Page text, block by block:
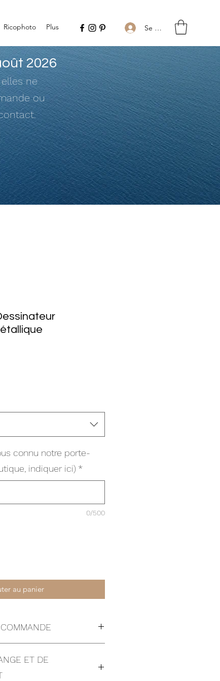
Ricophoto Plus Se connecter
2026
ne
ou
connu notre porte-
indiquer ici) *
0/500
au panier
suivants:
autre pays que la Suisse ou la
ET DE